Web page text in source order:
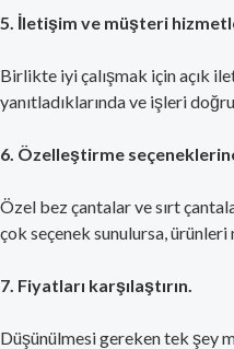
5. İletişim ve müşteri
Birlikte iyi çalışmak için açık
yanıtladıklarında ve işleri
6. Özelleştirme
Özel bez çantalar ve sırt
çok seçenek sunulursa,
7. Fiyatları karşılaştırın.
Düşünülmesi gereken tek şey